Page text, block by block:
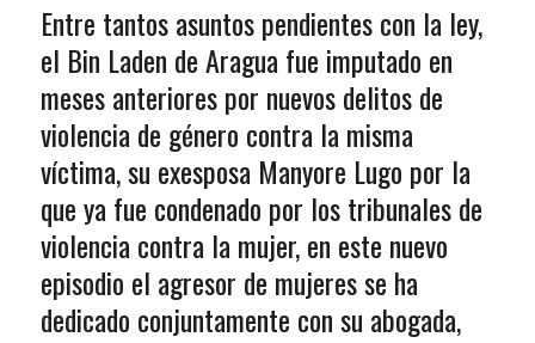
Entre tantos asuntos pendientes con la ley,
el Bin Laden de Aragua fue imputado en
meses anteriores por nuevos delitos de
violencia de género contra la misma
víctima, su exesposa Manyore Lugo por la
que ya fue condenado por los tribunales de
violencia contra la mujer, en este nuevo
episodio el agresor de mujeres se ha
dedicado conjuntamente con su abogada,